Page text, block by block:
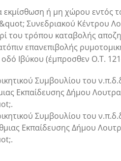
ή μη χώρου εντός
Συνεδριακού Κέντρου
του τρόπου καταβολής
επανεπιβολής
οδό Ιβύκου (έμπροσθεν Ο.Τ.
Συμβουλίου του
Εκπαίδευσης Δήμου
Συμβουλίου του
Εκπαίδευσης Δήμου